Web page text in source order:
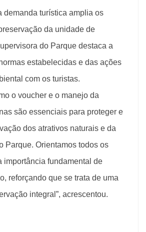
demanda turística amplia os
da unidade de
do Parque destaca a
estabelecidas e das ações
com os turistas.
o voucher e o manejo da
são essenciais para proteger e
dos atrativos naturais e da
Parque. Orientamos todos os
importância fundamental de
reforçando que se trata de uma
integral”, acrescentou.